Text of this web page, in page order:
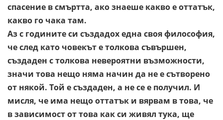
спасение в смъртта, акознаеше какво е оттатък,
какво го чака там.
Аз с годините си създадох една своя философия,
че след като човекът е толкова съвършен,
създаден с толкова невероятни възможности,
значи това нещо няма начин да не е сътворено
от някой. Той есъздаден, а не се е получил. И
мисля, че има нещо оттатък и вярвам в това, че
в зависимост от това как си живял тука, ще